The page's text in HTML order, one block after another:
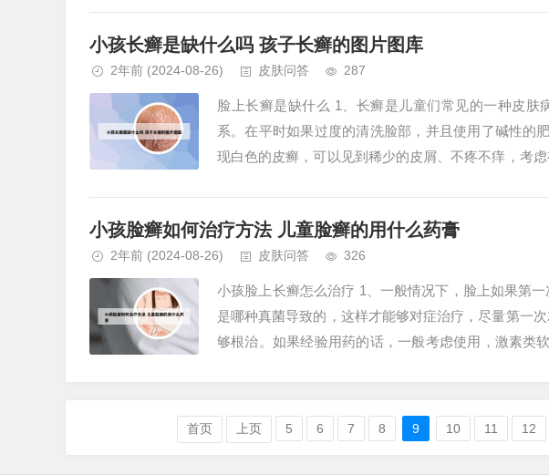
小孩长癣是缺什么吗 孩子长癣的图片图库
2年前 (2024-08-26) 皮肤问答 287
脸上长癣是缺什么 1、长癣是儿童们常见的一种皮肤
系。在平时如果过度的清洗脸部，并且使用了碱性的
现白色的皮癣，可以见到稀少的皮屑、不疼不痒，考
小孩脸癣如何治疗方法 儿童脸癣的用什么药膏
2年前 (2024-08-26) 皮肤问答 326
小孩脸上长癣怎么治疗 1、一般情况下，脸上如果第
是哪种真菌导致的，这样才能够对症治疗，尽量第一
够根治。如果经验用药的话，一般考虑使用，激素类
首页 上页 5 6 7 8 9 10 11 12